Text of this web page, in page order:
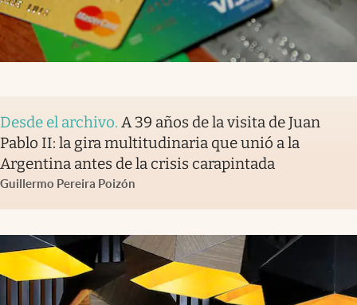
Desde el archivo. A 39 años de la visita de Juan
Pablo II: la gira multitudinaria que unió a la
Argentina antes de la crisis carapintada
Guillermo Pereira Poizón